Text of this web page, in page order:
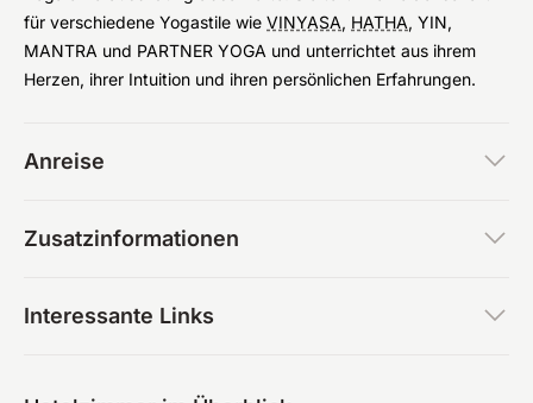
für verschiedene Yogastile wie VINYASA, HATHA, YIN,
MANTRA und PARTNER YOGA und unterrichtet aus ihrem
Herzen, ihrer Intuition und ihren persönlichen Erfahrungen.
Anreise
Zusatzinformationen
Interessante Links